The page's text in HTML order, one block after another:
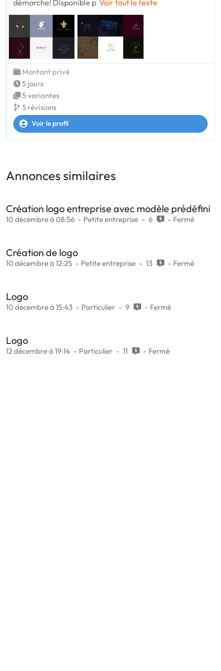
démarche! Disponible p Voir tout le texte
Montant privé
5 jours
5 variantes
5 révisions
Voir le profil
Annonces similaires
Création logo entreprise avec modèle prédéfini
10 décembre à 08:56 Petite entreprise 6 Fermé
Création de logo
10 décembre à 12:25 Petite entreprise 13 Fermé
Logo
10 décembre à 15:43 Particulier 9 Fermé
Logo
12 décembre à 19:14 Particulier 11 Fermé